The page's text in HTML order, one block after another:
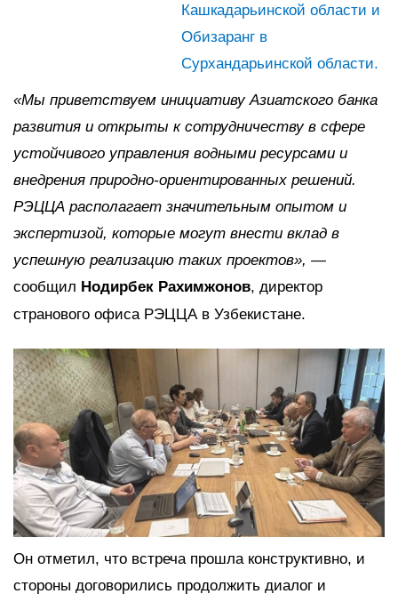
Кашкадарьинской области и
Обизаранг в
Сурхандарьинской области.
«Мы приветствуем инициативу Азиатского банка
развития и открыты к сотрудничеству в сфере
устойчивого управления водными ресурсами и
внедрения природно-ориентированных решений.
РЭЦЦА располагает значительным опытом и
экспертизой, которые могут внести вклад в
успешную реализацию таких проектов», —
сообщил Нодирбек Рахимжонов, директор
странового офиса РЭЦЦА в Узбекистане.
Он отметил, что встреча прошла конструктивно, и
стороны договорились продолжить диалог и